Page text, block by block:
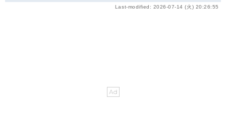
Last-modified: 2026-07-14 (火) 20:26:55